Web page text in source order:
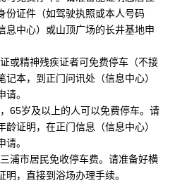
份证件（如驾驶执照或本人号码
息中心）或山顶广场的长井基地申
或精神残疾证者可免费停车（不接
记本，到正门问讯处（信息中心）
。
65岁及以上的人可以免费停车。请
证明，在正门信息（信息中心）
。
浦市居民免收停车费。请准备好横
，直接到浴场办理手续。